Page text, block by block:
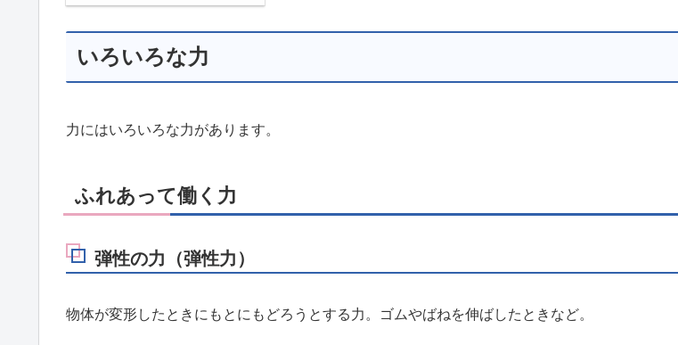
いろいろな力
力にはいろいろな力があります。
ふれあって働く力
弾性の力（弾性力）
物体が変形したときにもとにもどろうとする力。ゴムやばねを伸ばしたときなど。